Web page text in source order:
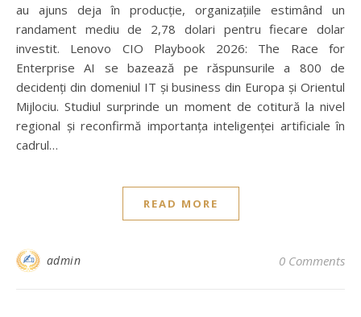
au ajuns deja în producție, organizațiile estimând un
randament mediu de 2,78 dolari pentru fiecare dolar
investit. Lenovo CIO Playbook 2026: The Race for
Enterprise AI se bazează pe răspunsurile a 800 de
decidenți din domeniul IT și business din Europa și Orientul
Mijlociu. Studiul surprinde un moment de cotitură la nivel
regional și reconfirmă importanța inteligenței artificiale în
cadrul…
READ MORE
admin 0 Comments